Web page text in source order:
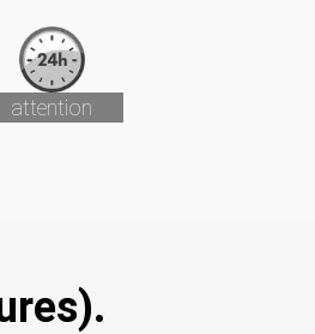
attention